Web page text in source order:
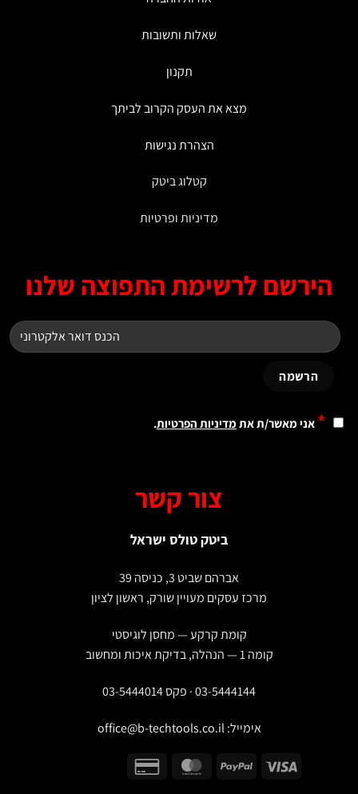
שאלות ותשובות
מצא את העסק הקרוב לביתך
הצהרת נגישות
קטלוג ביטק
מדיניות ופרטיות
לרשימת התפוצה שלנו
אני מאשר/ת אתמדיניות הפרטיות.
צור קשר
ביטק טולס ישראל
אברהם שביט 3, כניסה 39
מרכז עסקים מעויין שורק, ראשון לציון
קומת קרקע — מחסן לוגיסטי
03-5444144 · פקס 03-5444014
אימייל:office@b-techtools.co.il